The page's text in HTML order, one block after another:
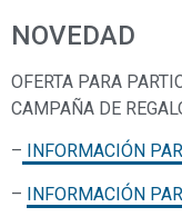
NOVEDAD
OFERTA PARA
CAMPAÑA DE
– INFORMACIÓN
– INFORMACIÓN